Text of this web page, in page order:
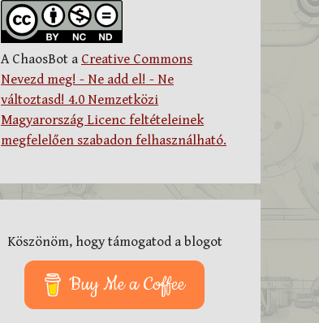
A ChaosBot a Creative Commons
Nevezd meg! - Ne add el! - Ne
változtasd! 4.0 Nemzetközi
Magyarország Licenc feltételeinek
megfelelően szabadon felhasználható.
Köszönöm, hogy támogatod a blogot
Buy Me a Coffee